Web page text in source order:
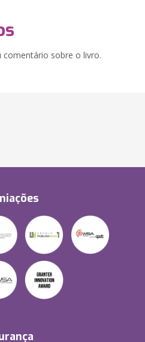
comentário sobre o livro.